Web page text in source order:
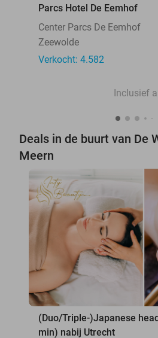
Parcs Hotel De Eemhof
Center Parcs De Eemhof
Zeewolde
Verkocht: 4.582
Inclusief
Deals in de buurt van De
Meern
(Duo/Triple-)Japanese
min) nabij Utrecht